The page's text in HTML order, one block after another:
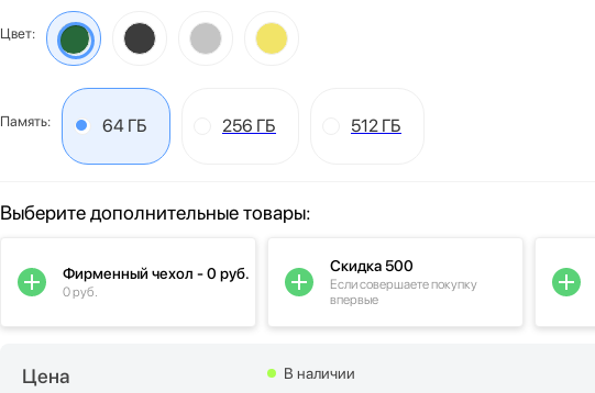
Цвет:
Память: 64 ГБ 256 ГБ 512 ГБ
Цена В наличии
Выберите дополнительные товары:
Фирменный чехол - 0 руб.
0 руб.
Скидка 500
Если совершаете покупку
впервые